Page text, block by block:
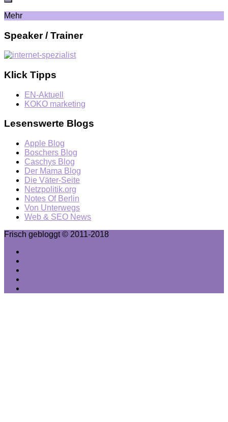
Mehr
Speaker / Trainer
Klick Tipps
EN-Aktuell
KOKO marketing
Lesenswerte Blogs
Apple Blog
Boschers Blog
Caschys Blog
Der Mama Blog
Die Väter-Seite
Netzpolitik.org
Notes Of Berlin
Von Unterwegs
Web & SEO News
Frisch gebloggt © 2011-2018